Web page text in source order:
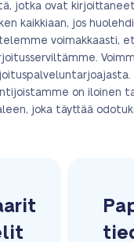
jotka ovat
kaikkiaan, jos
voimakkaasti,
on iloinen
joka täyttää